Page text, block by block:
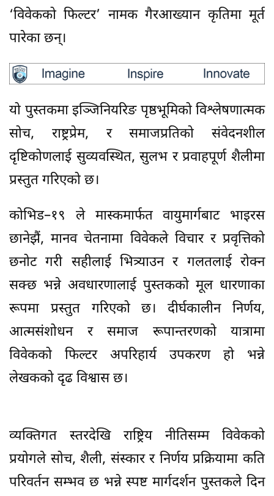
‘विवेकको फिल्टर’ नामक गैरआख्यान कृतिमा मूर्त
पारेका छन्।
यो पुस्तकमा इञ्जिनियरिङ पृष्ठभूमिको विश्लेषणात्मक
सोच, राष्ट्रप्रेम, र समाजप्रतिको संवेदनशील
दृष्टिकोणलाई सुव्यवस्थित, सुलभ र प्रवाहपूर्ण शैलीमा
प्रस्तुत गरिएको छ।
कोभिड–१९ ले मास्कमार्फत वायुमार्गबाट भाइरस
छानेझैं, मानव चेतनामा विवेकले विचार र प्रवृत्तिको
छनोट गरी सहीलाई भित्र्याउन र गलतलाई रोक्न
सक्छ भन्ने अवधारणालाई पुस्तकको मूल धारणाका
रूपमा प्रस्तुत गरिएको छ। दीर्घकालीन निर्णय,
आत्मसंशोधन र समाज रूपान्तरणको यात्रामा
विवेकको फिल्टर अपरिहार्य उपकरण हो भन्ने
लेखकको दृढ विश्वास छ।
व्यक्तिगत स्तरदेखि राष्ट्रिय नीतिसम्म विवेकको
प्रयोगले सोच, शैली, संस्कार र निर्णय प्रक्रियामा कति
परिवर्तन सम्भव छ भन्ने स्पष्ट मार्गदर्शन पुस्तकले दिन